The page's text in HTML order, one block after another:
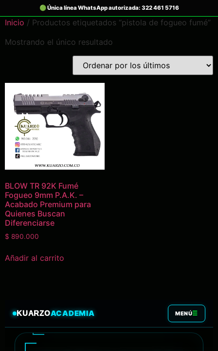
Inicio / Productos etiquetados “pistola de fogueo fumé”
Mostrando el único resultado
BLOW TR 92K Fumé
Fogueo 9mm P.A.K. –
Acabado Premium para
Quienes Buscan
Diferenciarse
$ 890.000
Añadir al carrito
KUARZOACADEMIA MENÚ☰